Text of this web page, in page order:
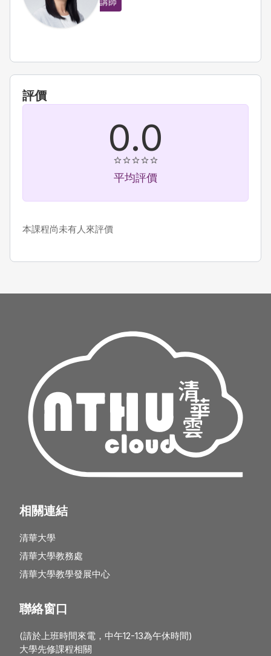
評價
0.0
平均評價
本課程尚未有人來評價
相關連結
清華大學
清華大學教務處
清華大學教學發展中心
聯絡窗口
(請於上班時間來電，中午12-13為午休時間)
大學先修課程相關